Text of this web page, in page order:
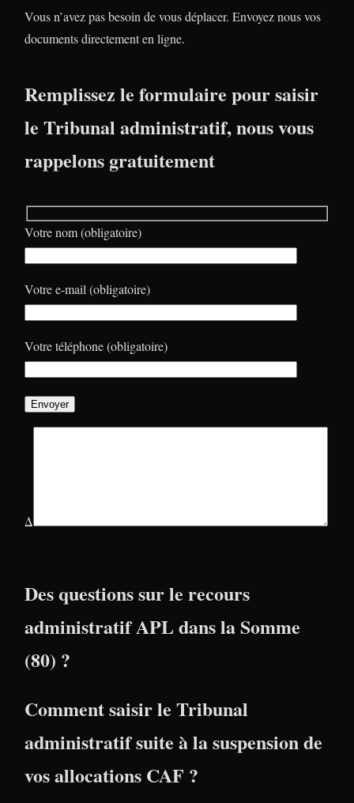
Vous n’avez pas besoin de vous déplacer. Envoyez nous vos
documents directement en ligne.
Remplissez le formulaire pour saisir
le Tribunal administratif, nous vous
rappelons gratuitement
Votre nom (obligatoire)
Votre e-mail (obligatoire)
Votre téléphone (obligatoire)
Δ
Des questions sur le recours
administratif APL dans la Somme
(80) ?
Comment saisir le Tribunal
administratif suite à la suspension de
vos allocations CAF ?